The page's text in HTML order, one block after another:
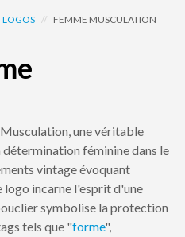
LOGOS // FEMME MUSCULATION
une véritable
féminine dans le
vintage évoquant
logo incarne l'esprit d'une
symbolise la protection
tels que "forme",